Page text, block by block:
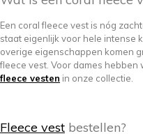
Een coral fleece vest is nóg
staat eigenlijk voor hele intense
overige eigenschappen komen
fleece vest. Voor dames hebben
fleece vesten in onze collectie.
Fleece vest bestellen?